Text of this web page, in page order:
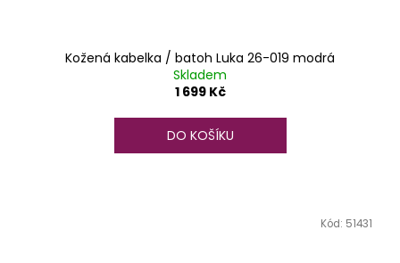
Kožená kabelka / batoh Luka 26-019 modrá
Skladem
1 699 Kč
DO KOŠÍKU
Kód: 51431